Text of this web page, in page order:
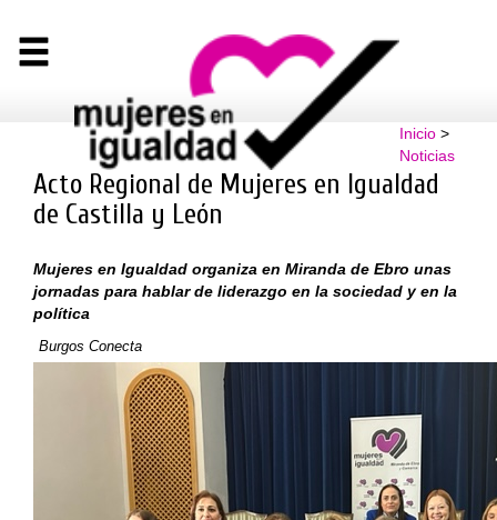
Inicio>
Noticias
Acto Regional de Mujeres en Igualdad
de Castilla y León
Mujeres en Igualdad organiza en Miranda de Ebro unas
jornadas para hablar de liderazgo en la sociedad y en la
política
Burgos Conecta